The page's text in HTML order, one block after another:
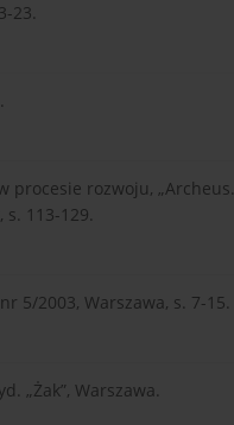
23.
procesie rozwoju, „Archeus.
113-129.
5/2003, Warszawa, s. 7-15.
„Żak”, Warszawa.